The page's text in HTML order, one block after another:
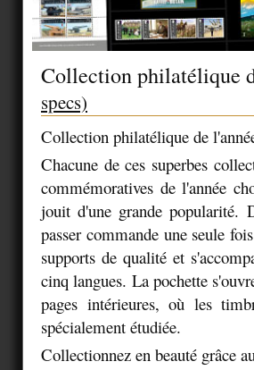
Collection philatélique
specs)
Collection philatélique de
Chacune de ces superbes
commémoratives de l'année
jouit d'une grande popularité.
passer commande une seule
supports de qualité et
cinq langues. La pochette
pages intérieures, où les
spécialement étudiée.
Collectionnez en beauté grâce